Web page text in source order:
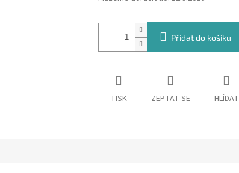
Přidat do košíku
TISK ZEPTAT SE HLÍDAT